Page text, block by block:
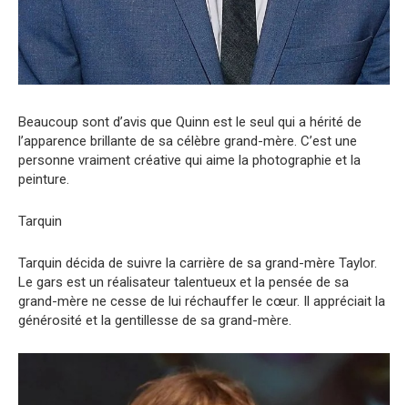
Beaucoup sont d’avis que Quinn est le seul qui a hérité de
l’apparence brillante de sa célèbre grand-mère. C’est une
personne vraiment créative qui aime la photographie et la
peinture.
Tarquin
Tarquin décida de suivre la carrière de sa grand-mère Taylor.
Le gars est un réalisateur talentueux et la pensée de sa
grand-mère ne cesse de lui réchauffer le cœur. Il appréciait la
générosité et la gentillesse de sa grand-mère.